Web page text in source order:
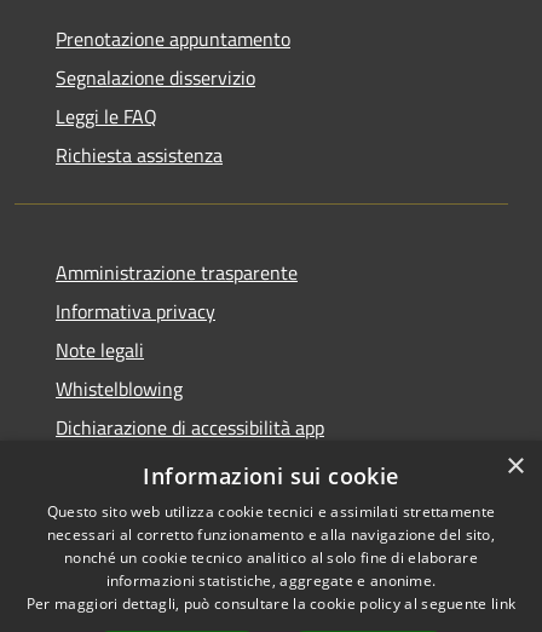
Prenotazione appuntamento
Segnalazione disservizio
Leggi le FAQ
Richiesta assistenza
Amministrazione trasparente
Informativa privacy
Note legali
Whistelblowing
Dichiarazione di accessibilità app
Dichiarazione di accessibilità sito
Accessibilità
Copyright © 2026 • Comune di
Ossona • Powered by
×
Informazioni sui cookie
Questo sito web utilizza cookie tecnici e assimilati strettamente
necessari al corretto funzionamento e alla navigazione del sito,
nonché un cookie tecnico analitico al solo fine di elaborare
informazioni statistiche, aggregate e anonime.
Per maggiori dettagli, può consultare la cookie policy al seguente link